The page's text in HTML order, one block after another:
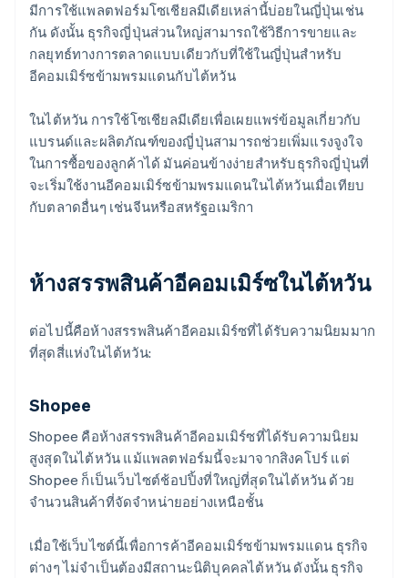
มีการใช้แพลตฟอร์มโซเชียลมีเดียเหล่านี้บ่อยในญี่ปุ่นเช่น
กัน ดังนั้น ธุรกิจญี่ปุ่นส่วนใหญ่สามารถใช้วิธีการขายและ
กลยุทธ์ทางการตลาดแบบเดียวกับที่ใช้ในญี่ปุ่นสําหรับ
อีคอมเมิร์ซข้ามพรมแดนกับไต้หวัน
ในไต้หวัน การใช้โซเชียลมีเดียเพื่อเผยแพร่ข้อมูลเกี่ยวกับ
แบรนด์และผลิตภัณฑ์ของญี่ปุ่นสามารถช่วยเพิ่มแรงจูงใจ
ในการซื้อของลูกค้าได้ มันค่อนข้างง่ายสําหรับธุรกิจญี่ปุ่นที่
จะเริ่มใช้งานอีคอมเมิร์ซข้ามพรมแดนในไต้หวันเมื่อเทียบ
กับตลาดอื่นๆ เช่นจีนหรือสหรัฐอเมริกา
ห้างสรรพสินค้าอีคอมเมิร์ซในไต้หวัน
ต่อไปนี้คือห้างสรรพสินค้าอีคอมเมิร์ซที่ได้รับความนิยมมาก
ที่สุดสี่แห่งในไต้หวัน:
Shopee
Shopee คือห้างสรรพสินค้าอีคอมเมิร์ซที่ได้รับความนิยม
สูงสุดในไต้หวัน แม้แพลตฟอร์มนี้จะมาจากสิงคโปร์ แต่
Shopee ก็เป็นเว็บไซต์ช้อปปิ้งที่ใหญ่ที่สุดในไต้หวัน ด้วย
จำนวนสินค้าที่จัดจำหน่ายอย่างเหนือชั้น
เมื่อใช้เว็บไซต์นี้เพื่อการค้าอีคอมเมิร์ซข้ามพรมแดน ธุรกิจ
ต่างๆ ไม่จำเป็นต้องมีสถานะนิติบุคคลไต้หวัน ดังนั้น ธุรกิจ